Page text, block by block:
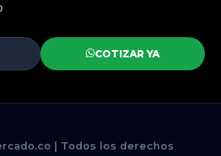
COTIZAR YA
| Todos los derechos